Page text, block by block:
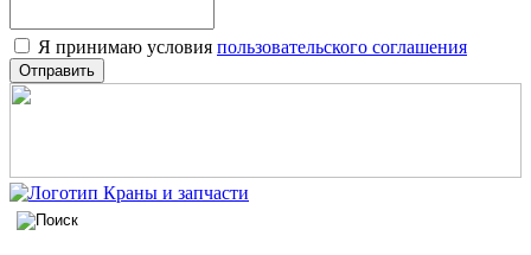
Я принимаю условия пользовательского соглашения
Отправить